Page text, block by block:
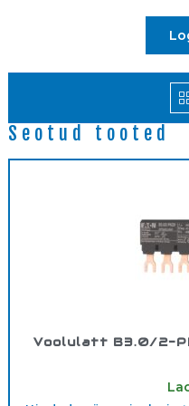
Seotud tooted
Voolulatt B3.0/2-